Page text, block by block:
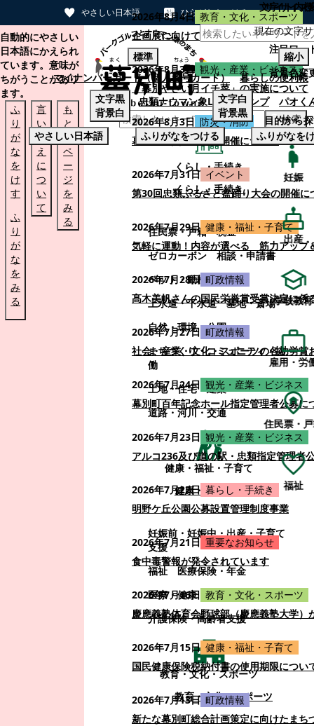
やさしい日本語 ひらがなをつける
本文へスキップする
自動的にやさしい
日本語にかえられ
ています。意味が
ちがうことがあり
ます。
ふ
り
が
な
を
け
す
ふ
り
が
な
を
み
る
言
い
替
え
に
つ
い
て
も
と
の
ペ
ー
ジ
を
み
る
検索
くらし・手続き
くらし・手続き
住民票・戸籍
税金
ゼロカーボン
相談・申請書
ペット・動植物
ごみ
上水道・下水道
墓地・斎場
自然・環境・公園
まちづくり・コミュニティ・協
働
土地・住宅・建築
道路・河川・交通
健康・福祉・子育て
健康・福祉・子育て
妊娠前・妊娠中・出産・子育て
支援
福祉
医療保険・年金
医療・健康
介護保険・高齢者支援
教育・文化・スポーツ
教育・文化・スポーツ
2026年8月4日 教育・文化・スポーツ
企画展に向けて：安東ウメ子さんとの思
2026年8月3日 観光・産業・ビジネス
「幕別やさい月イチ菜」の実施について
2026年8月3日 防災・消防
幕別町防災フェアの開催について
2026年7月31日 イベント
第30回忠類ふるさと盆踊り大会の開催に
2026年7月29日 健康・福祉・子育て
気軽に運動！内容が選べる 筋力アップ
2026年7月28日 町政情報
髙木美帆さんの国民栄誉賞受賞決定に係
2026年7月27日 町政情報
社会・産業・文化・スポーツの各功労
2026年7月24日 観光・産業・ビジネス
幕別町百年記念ホール指定管理者公募に
2026年7月23日 観光・産業・ビジネス
アルコ236及び道の駅・忠類指定管理者
2026年7月22日 暮らし・手続き
明野ケ丘公園公募設置管理制度事業
2026年7月21日 重要なお知らせ
食中毒警報が発令されています
2026年7月16日 教育・文化・スポーツ
慶應義塾体育会野球部（慶應義塾大学）
2026年7月15日 健康・福祉・子育て
国民健康保険税納付書の使用期限につい
2026年7月13日 町政情報
新たな幕別町総合計画策定に向けたまち
サイト内
注目ワー
マイナンバーカード（個人番号カード）
暮らしの便利帳
忠類ナウマン象LINEスタンプ
パオく
目的から
妊娠
出産
学校教育
雇用・労
住民票・
福祉
文字サイズ
現在の文字
標準
縮小
背景色変
文字黒
背景白
文字白
背景黒
やさしい日本語
ふりがなをつける ふりがなを